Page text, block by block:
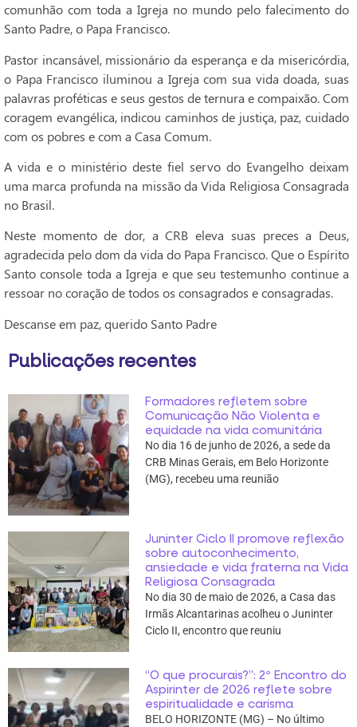
comunhão com toda a Igreja no mundo pelo falecimento do
Santo Padre, o Papa Francisco.
Pastor incansável, missionário da esperança e da misericórdia,
o Papa Francisco iluminou a Igreja com sua vida doada, suas
palavras proféticas e seus gestos de ternura e compaixão. Com
coragem evangélica, indicou caminhos de justiça, paz, cuidado
com os pobres e com a Casa Comum.
A vida e o ministério deste fiel servo do Evangelho deixam
uma marca profunda na missão da Vida Religiosa Consagrada
no Brasil.
Neste momento de dor, a CRB eleva suas preces a Deus,
agradecida pelo dom da vida do Papa Francisco. Que o Espírito
Santo console toda a Igreja e que seu testemunho continue a
ressoar no coração de todos os consagrados e consagradas.
Descanse em paz, querido Santo Padre
Publicações recentes
Formadores refletem sobre
Comunicação Não Violenta e
equidade na vida comunitária
No dia 16 de junho de 2026, a sede da
CRB Minas Gerais, em Belo Horizonte
(MG), recebeu uma reunião
Juninter Ciclo II promove reflexão
sobre autoconhecimento,
ansiedade e vida fraterna na Vida
Religiosa Consagrada
No dia 30 de maio de 2026, a Casa das
Irmãs Alcantarinas acolheu o Juninter
Ciclo II, encontro que reuniu
“O que procurais?”: 2º Encontro do
Aspirinter de 2026 reflete sobre
espiritualidade e carisma
BELO HORIZONTE (MG) – No último